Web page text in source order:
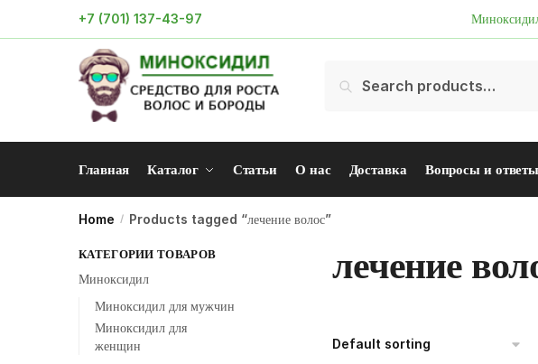
+7 (701) 137-43-97
for:
Search
Главная Каталог Статьи О нас Доставка Вопросы и ответы
Home / Products tagged “лечение волос”
лечение
КАТЕГОРИИ ТОВАРОВ
Миноксидил
Миноксидил для мужчин
Миноксидил для
женщин